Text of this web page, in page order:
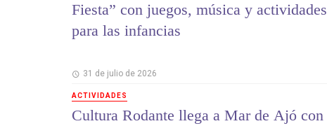
Fiesta” con juegos, música y actividades
para las infancias
31 de julio de 2026
ACTIVIDADES
Cultura Rodante llega a Mar de Ajó con